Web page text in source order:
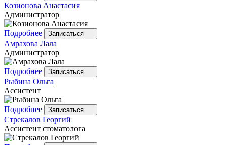
Козионова Анастасия
Администратор
Подробнее Записаться
Амрахова Лала
Администратор
Подробнее Записаться
Рыбина Ольга
Ассистент
Подробнее Записаться
Стрекалов Георгий
Ассистент стоматолога